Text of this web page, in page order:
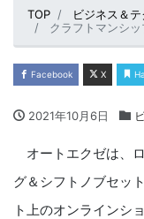
TOP ビジネス＆
クラフトマンシップ溢れる逸品。
Facebook X
2021年10月6日
オートエクゼは、
グ＆シフトノブセッ
ト上のオンラインシ